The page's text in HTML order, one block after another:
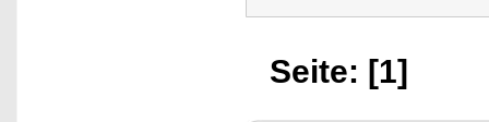
Seite: [1]